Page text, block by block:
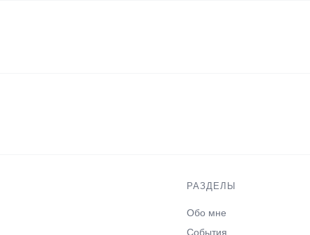
РАЗДЕЛЫ
Обо мне
События